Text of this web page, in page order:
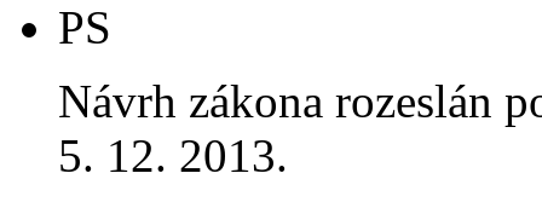
PS
Návrh zákona rozeslán
5. 12. 2013.